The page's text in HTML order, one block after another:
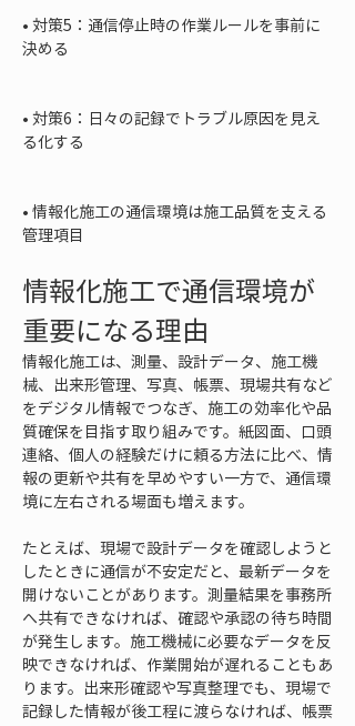
• 対策5：通信停止時の作業ルールを事前に
決める
• 対策6：日々の記録でトラブル原因を見え
る化する
• 情報化施工の通信環境は施工品質を支える
管理項目
情報化施工で通信環境が
重要になる理由
情報化施工は、測量、設計データ、施工機
械、出来形管理、写真、帳票、現場共有など
をデジタル情報でつなぎ、施工の効率化や品
質確保を目指す取り組みです。紙図面、口頭
連絡、個人の経験だけに頼る方法に比べ、情
報の更新や共有を早めやすい一方で、通信環
境に左右される場面も増えます。
たとえば、現場で設計データを確認しようと
したときに通信が不安定だと、最新データを
開けないことがあります。測量結果を事務所
へ共有できなければ、確認や承認の待ち時間
が発生します。施工機械に必要なデータを反
映できなければ、作業開始が遅れることもあ
ります。出来形確認や写真整理でも、現場で
記録した情報が後工程に渡らなければ、帳票